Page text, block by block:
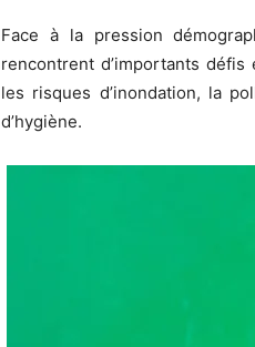
Face à la pression
rencontrent d’importants défis
les risques d’inondation, la
d’hygiène.